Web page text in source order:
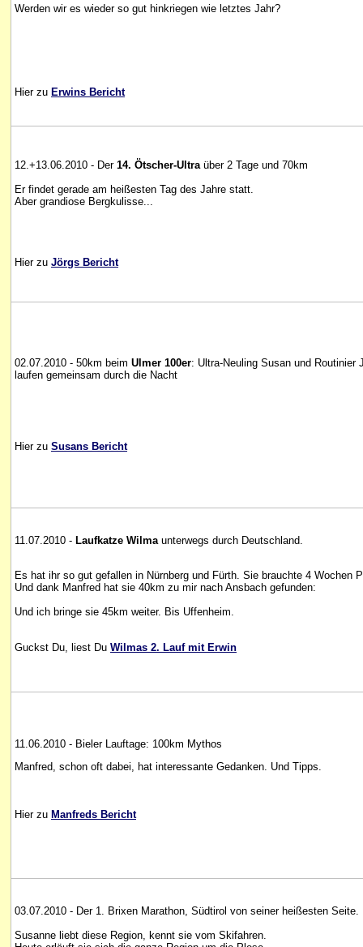
Werden wir es wieder so gut hinkriegen wie letztes Jahr?
Hier zu Erwins Bericht
12.+13.06.2010 - Der 14. Ötscher-Ultra über 2 Tage und 70km
Er findet gerade am heißesten Tag des Jahre statt.
Aber grandiose Bergkulisse...
Hier zu Jörgs Bericht
02.07.2010 - 50km beim Ulmer 100er: Ultra-Neuling Susan und Routinier
laufen gemeinsam durch die Nacht
Hier zu Susans Bericht
11.07.2010 - Laufkatze Wilmaunterwegs durch Deutschland.
Es hat ihr so gut gefallen in Nürnberg und Fürth. Sie brauchte 4 Wochen
Und dank Manfred hat sie 40km zu mir nach Ansbach gefunden:
Und ich bringe sie 45km weiter. Bis Uffenheim.
Guckst Du, liest Du Wilmas 2. Lauf mit Erwin
11.06.2010 - Bieler Lauftage: 100km Mythos
Manfred, schon oft dabei, hat interessante Gedanken. Und Tipps.
Hier zu Manfreds Bericht
03.07.2010 - Der 1. Brixen Marathon, Südtirol von seiner heißesten Seite.
Susanne liebt diese Region, kennt sie vom Skifahren.